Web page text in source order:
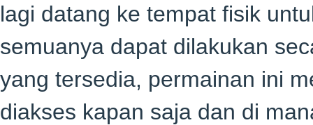
lagi datang ke tempat fisik
semuanya dapat dilakukan
yang tersedia, permainan ini
diakses kapan saja dan di